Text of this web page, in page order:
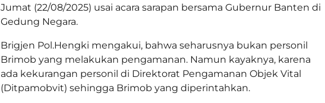
Jumat (22/08/2025) usai acara sarapan bersama Gubernur Banten di
Gedung Negara.
Brigjen Pol.Hengki mengakui, bahwa seharusnya bukan personil
Brimob yang melakukan pengamanan. Namun kayaknya, karena
ada kekurangan personil di Direktorat Pengamanan Objek Vital
(Ditpamobvit) sehingga Brimob yang diperintahkan.